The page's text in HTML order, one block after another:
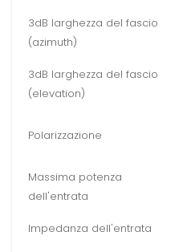
3dB larghezza del fascio
(azimuth)
3dB larghezza del fascio
(elevation)
Polarizzazione
Massima potenza
dell'entrata
Impedanza dell'entrata